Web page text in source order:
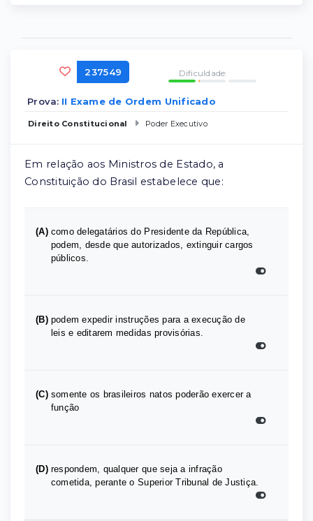
237549 Dificuldade:
Prova: II Exame de Ordem Unificado
Direito Constitucional Poder Executivo
Em relação aos Ministros de Estado, a
Constituição do Brasil estabelece que:
(A) como delegatários do Presidente da República,
podem, desde que autorizados, extinguir cargos
públicos.
(B) podem expedir instruções para a execução de
leis e editarem medidas provisórias.
(C) somente os brasileiros natos poderão exercer a
função
(D) respondem, qualquer que seja a infração
cometida, perante o Superior Tribunal de Justiça.